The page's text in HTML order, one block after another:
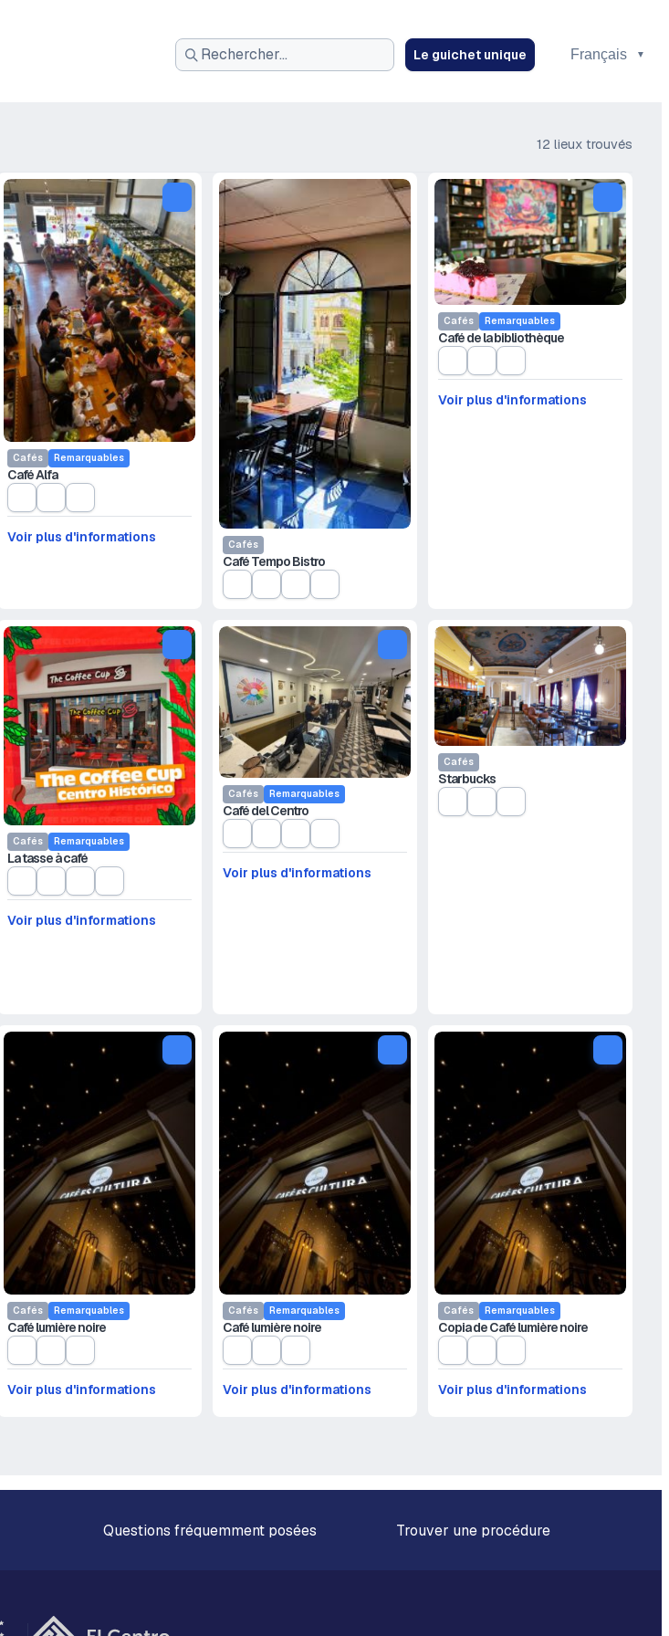
Le guichet unique
12 lieux trouvés
Cafés Remarquables
Café Alfa
Voir plus d'informations Cafés
Café Tempo Bistro
Cafés Remarquables
Café de la bibliothèque
Voir plus d'informations
Cafés Remarquables
La tasse à café
Voir plus d'informations
Cafés Remarquables
Café del Centro
Voir plus d'informations
Cafés
Starbucks
Cafés Remarquables
Café lumière noire
Voir plus d'informations
Cafés Remarquables
Café lumière noire
Voir plus d'informations
Cafés Remarquables
Copia de Café lumière noire
Voir plus d'informations
Questions fréquemment posées Trouver une procédure